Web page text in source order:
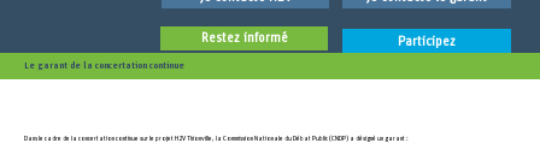
Restez informé Participez
Le garant de la concertation continue
Dans le cadre de la concertation continue sur le projet H2V Thionville, la Commission Nationale du Débat Public (CNDP) a désigné un garant :